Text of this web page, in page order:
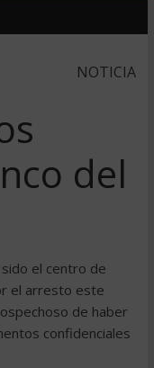
NOTICIA
del
el centro de
el arresto este
de haber
confidenciales